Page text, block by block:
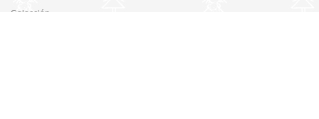
Colección